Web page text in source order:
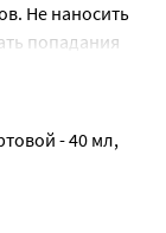
Не наносить
попадания
После
вымыть руки.
- 40 мл,